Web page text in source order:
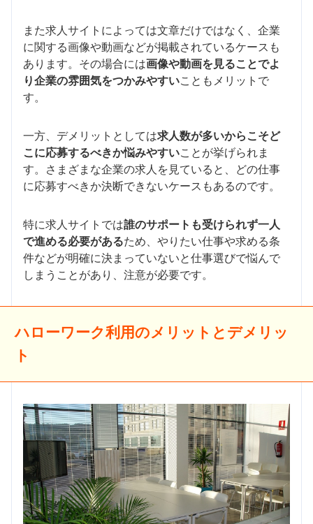
また求人サイトによっては文章だけではなく、企業
に関する画像や動画などが掲載されているケースも
あります。その場合には画像や動画を見ることでよ
り企業の雰囲気をつかみやすいこともメリットで
す。
一方、デメリットとしては求人数が多いからこそど
こに応募するべきか悩みやすいことが挙げられま
す。さまざまな企業の求人を見ていると、どの仕事
に応募すべきか決断できないケースもあるのです。
特に求人サイトでは誰のサポートも受けられず一人
で進める必要があるため、やりたい仕事や求める条
件などが明確に決まっていないと仕事選びで悩んで
しまうことがあり、注意が必要です。
ハローワーク利用のメリットとデメリッ
ト